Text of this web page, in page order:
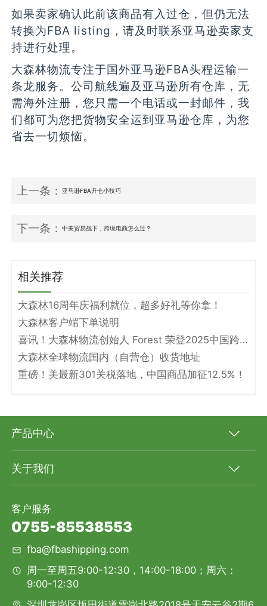
如果卖家确认此前该商品有入过仓，但仍无法
转换为FBA listing，请及时联系亚马逊卖家支
持进行处理。
大森林物流专注于国外亚马逊FBA头程运输一
条龙服务。公司航线遍及亚马逊所有仓库，无
需海外注册，您只需一个电话或一封邮件，我
们都可为您把货物安全运到亚马逊仓库，为您
省去一切烦恼。
上一条：亚马逊FBA升仓小技巧
下一条：中美贸易战下，跨境电商怎么过？
相关推荐
大森林16周年庆福利就位，超多好礼等你拿！
大森林客户端下单说明
喜讯！大森林物流创始人 Forest 荣登2025中国跨境电商物流名人堂！
大森林全球物流国内（自营仓）收货地址
重磅！美最新301关税落地，中国商品加征12.5%！
产品中心
关于我们
客户服务
0755-85538553
fba@fbashipping.com
周一至周五9:00-12:30，14:00-18:00；周六：
9:00-12:30